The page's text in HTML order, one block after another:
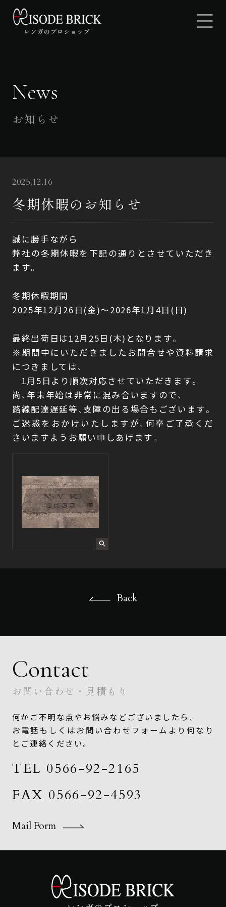
EPISODE BRICKについて
製品紹介
お知らせ
お問い合わせ・見積もり
News
お知らせ
2025.12.16
冬期休暇のお知らせ
誠に勝手ながら
弊社の冬期休暇を下記の通りとさせていただき
ます。
冬期休暇期間
2025年12月26日(金)～2026年1月4日(日)
最終出荷日は12月25日(木)となります。
※期間中にいただきましたお問合せや資料請求
につきましては、
1月5日より順次対応させていただきます。
尚、年末年始は非常に混み合いますので、
路線配達遅延等、支障の出る場合もございます。
ご迷惑をおかけいたしますが、何卒ご了承くだ
さいますようお願い申しあげます。
Back
Contact
お問い合わせ・見積もり
何かご不明な点やお悩みなどございましたら、
お電話もしくはお問い合わせフォームより何なり
とご連絡ください。
TEL 0566-92-2165
FAX 0566-92-4593
Mail Form